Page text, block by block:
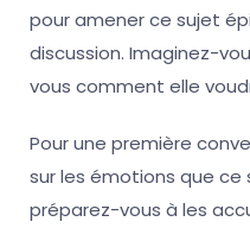
pour amener ce sujet
discussion. Imaginez-
vous comment elle
Pour une première
sur les émotions que ce
préparez-vous à les